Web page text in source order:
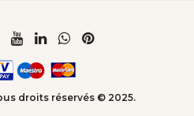
droits réservés © 2025.